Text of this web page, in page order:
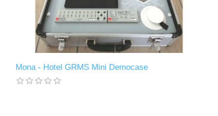
Mona - Hotel GRMS Mini Democase